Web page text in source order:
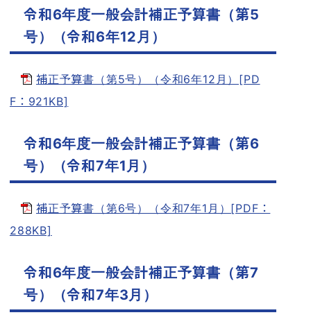
令和6年度一般会計補正予算書（第5
号）（令和6年12月）
補正予算書（第5号）（令和6年12月）[PD
F：921KB]
令和6年度一般会計補正予算書（第6
号）（令和7年1月）
補正予算書（第6号）（令和7年1月）[PDF：
288KB]
令和6年度一般会計補正予算書（第7
号）（令和7年3月）